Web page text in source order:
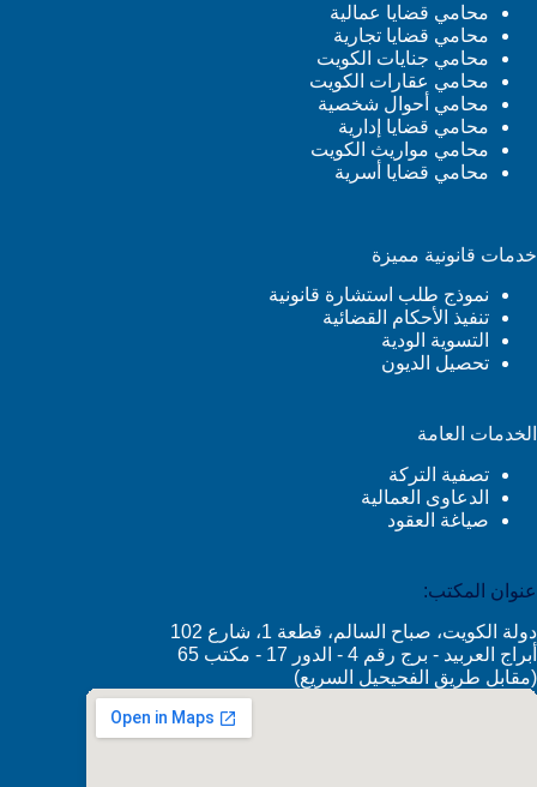
محامي قضايا عمالية
محامي قضايا تجارية
محامي جنايات الكويت
محامي عقارات الكويت
محامي أحوال شخصية
محامي قضايا إدارية
محامي مواريث الكويت
محامي قضايا أسرية
خدمات قانونية مميزة
نموذج طلب استشارة قانونية
تنفيذ الأحكام القضائية
التسوية الودية
تحصيل الديون
الخدمات العامة
تصفية التركة
الدعاوى العمالية
صياغة العقود
عنوان المكتب:
دولة الكويت، صباح السالم، قطعة 1، شارع 102
أبراج العربيد - برج رقم 4 - الدور 17 - مكتب 65
(مقابل طريق الفحيحيل السريع)